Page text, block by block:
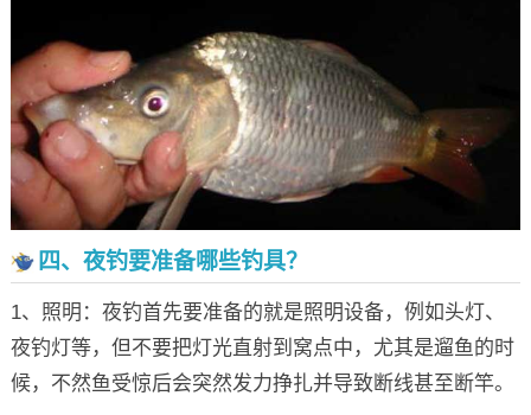
四、夜钓要准备哪些钓具？
1、照明：夜钓首先要准备的就是照明设备，例如头灯、
夜钓灯等，但不要把灯光直射到窝点中，尤其是遛鱼的时
候，不然鱼受惊后会突然发力挣扎并导致断线甚至断竿。